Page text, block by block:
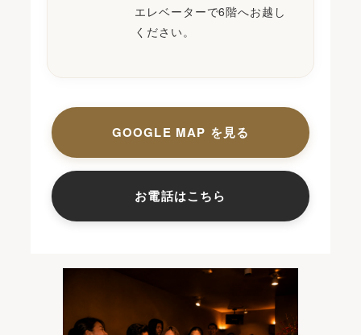
エレベーターで6階へお越し
ください。
GOOGLE MAP を見る
お電話はこちら